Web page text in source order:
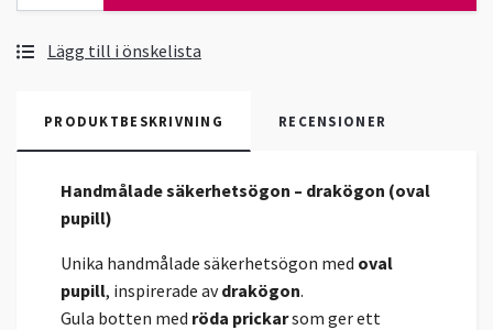
Lägg till i önskelista
PRODUKTBESKRIVNING RECENSIONER
Handmålade säkerhetsögon – drakögon (oval
pupill)
Unika handmålade säkerhetsögon med oval
pupill, inspirerade avdrakögon.
Gula botten med röda prickarsom ger ett